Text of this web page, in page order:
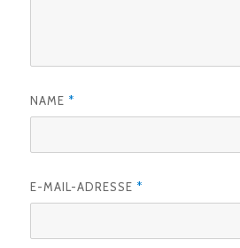
NAME *
E-MAIL-ADRESSE *